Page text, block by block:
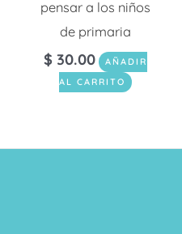
pensar a los niños
de primaria
$ 30.00
AÑADIR
AL CARRITO